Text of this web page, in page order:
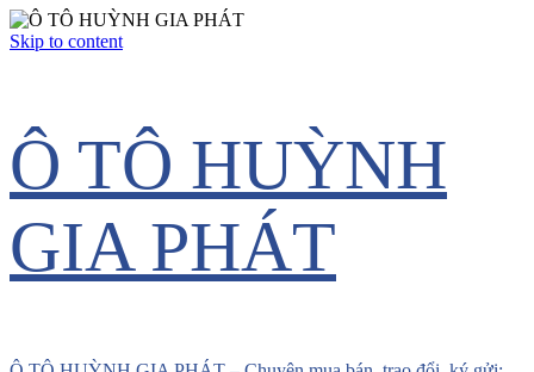
Skip to content
Ô TÔ HUỲNH
GIA PHÁT